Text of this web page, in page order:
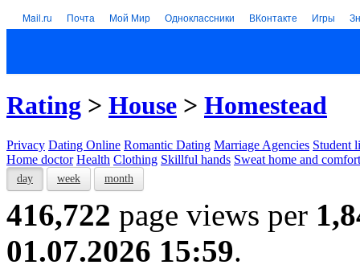
Mail.ru Почта Мой Мир Одноклассники ВКонтакте Игры
Rating > House > Homestead
Privacy Dating Online Romantic Dating Marriage Agencies Student
Home doctor Health Clothing Skillful hands Sweat home and comfort
day week month
416,722 page views per
01.07.2026 15:59.